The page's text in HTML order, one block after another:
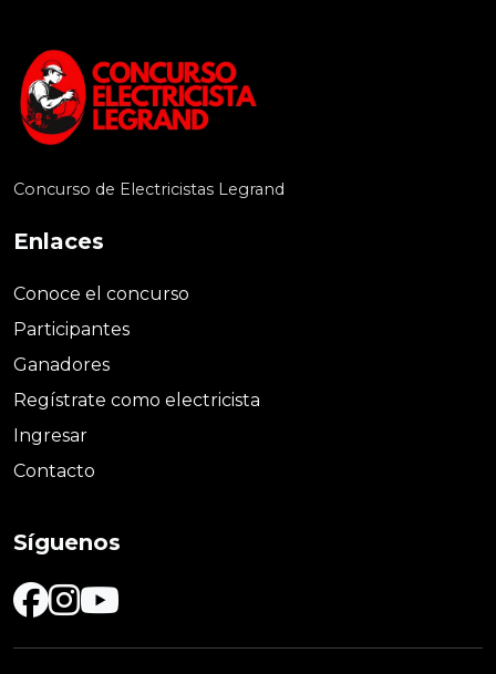
Concurso de Electricistas Legrand
Enlaces
Conoce el concurso
Participantes
Ganadores
Regístrate como electricista
Ingresar
Contacto
Síguenos